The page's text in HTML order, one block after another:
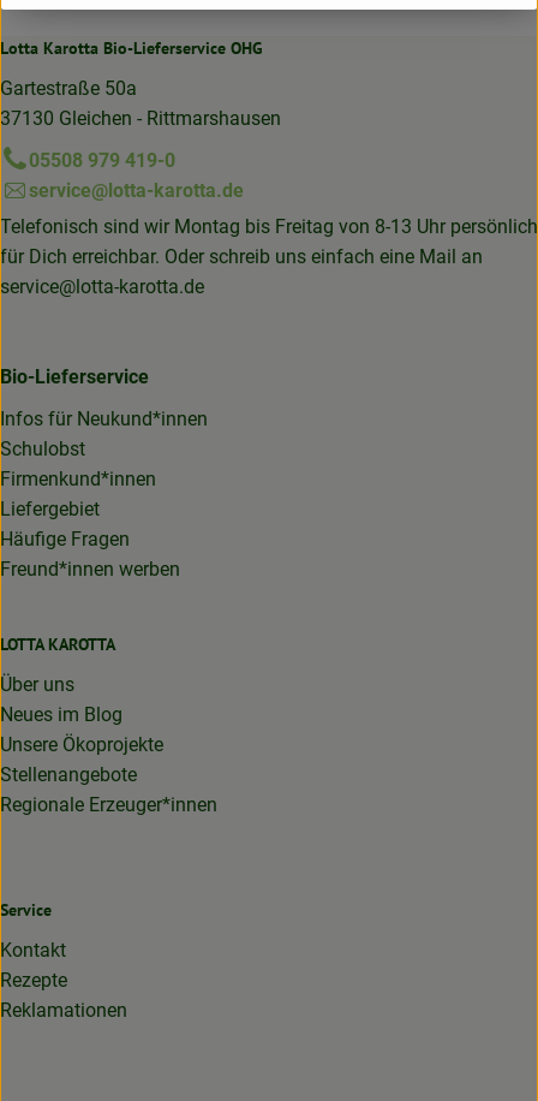
Lotta Karotta Bio-Lieferservice OHG
Gartestraße 50a
37130 Gleichen - Rittmarshausen
05508 979 419-0
service@lotta-karotta.de
Telefonisch sind wir Montag bis Freitag von 8-13 Uhr persönlich
für Dich erreichbar. Oder schreib uns einfach eine Mail an
service@lotta-karotta.de
Bio-Lieferservice
Infos für Neukund*innen
Schulobst
Firmenkund*innen
Liefergebiet
Häufige Fragen
Freund*innen werben
LOTTA KAROTTA
Über uns
Neues im Blog
Unsere Ökoprojekte
Stellenangebote
Regionale Erzeuger*innen
Service
Kontakt
Rezepte
Reklamationen